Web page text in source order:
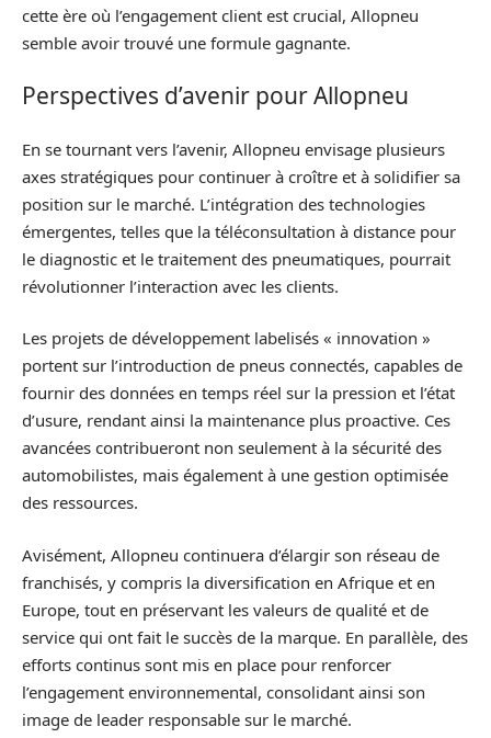
cette ère où l’engagement client est crucial, Allopneu
semble avoir trouvé une formule gagnante.
Perspectives d’avenir pour Allopneu
En se tournant vers l’avenir, Allopneu envisage plusieurs
axes stratégiques pour continuer à croître et à solidifier sa
position sur le marché. L’intégration des technologies
émergentes, telles que la téléconsultation à distance pour
le diagnostic et le traitement des pneumatiques, pourrait
révolutionner l’interaction avec les clients.
Les projets de développement labelisés « innovation »
portent sur l’introduction de pneus connectés, capables de
fournir des données en temps réel sur la pression et l’état
d’usure, rendant ainsi la maintenance plus proactive. Ces
avancées contribueront non seulement à la sécurité des
automobilistes, mais également à une gestion optimisée
des ressources.
Avisément, Allopneu continuera d’élargir son réseau de
franchisés, y compris la diversification en Afrique et en
Europe, tout en préservant les valeurs de qualité et de
service qui ont fait le succès de la marque. En parallèle, des
efforts continus sont mis en place pour renforcer
l’engagement environnemental, consolidant ainsi son
image de leader responsable sur le marché.